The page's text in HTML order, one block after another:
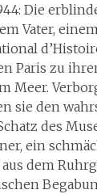
Die
Vater,
Paris zu
Meer.
sie den
des
ein
dem